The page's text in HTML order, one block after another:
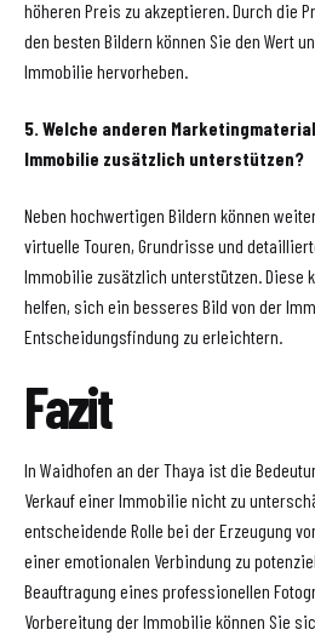
höheren Preis zu akzeptieren. Durch die
den besten Bildern können Sie den Wert
Immobilie hervorheben.
5. Welche anderen
Immobilie zusätzlich unterstützen?
Neben hochwertigen Bildern können
virtuelle Touren, Grundrisse und
Immobilie zusätzlich unterstützen. Diese
helfen, sich ein besseres Bild von der
Entscheidungsfindung zu erleichtern.
Fazit
In Waidhofen an der Thaya ist die
Verkauf einer Immobilie nicht zu
entscheidende Rolle bei der Erzeugung
einer emotionalen Verbindung zu
Beauftragung eines professionellen
Vorbereitung der Immobilie können Sie